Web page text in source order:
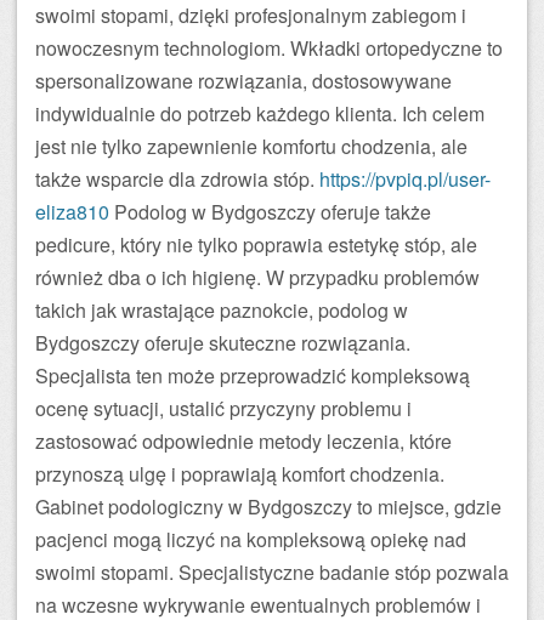
swoimi stopami, dzięki profesjonalnym zabiegom i
nowoczesnym technologiom. Wkładki ortopedyczne to
spersonalizowane rozwiązania, dostosowywane
indywidualnie do potrzeb każdego klienta. Ich celem
jest nie tylko zapewnienie komfortu chodzenia, ale
także wsparcie dla zdrowia stóp. https://pvpiq.pl/user-
eliza810 Podolog w Bydgoszczy oferuje także
pedicure, który nie tylko poprawia estetykę stóp, ale
również dba o ich higienę. W przypadku problemów
takich jak wrastające paznokcie, podolog w
Bydgoszczy oferuje skuteczne rozwiązania.
Specjalista ten może przeprowadzić kompleksową
ocenę sytuacji, ustalić przyczyny problemu i
zastosować odpowiednie metody leczenia, które
przynoszą ulgę i poprawiają komfort chodzenia.
Gabinet podologiczny w Bydgoszczy to miejsce, gdzie
pacjenci mogą liczyć na kompleksową opiekę nad
swoimi stopami. Specjalistyczne badanie stóp pozwala
na wczesne wykrywanie ewentualnych problemów i